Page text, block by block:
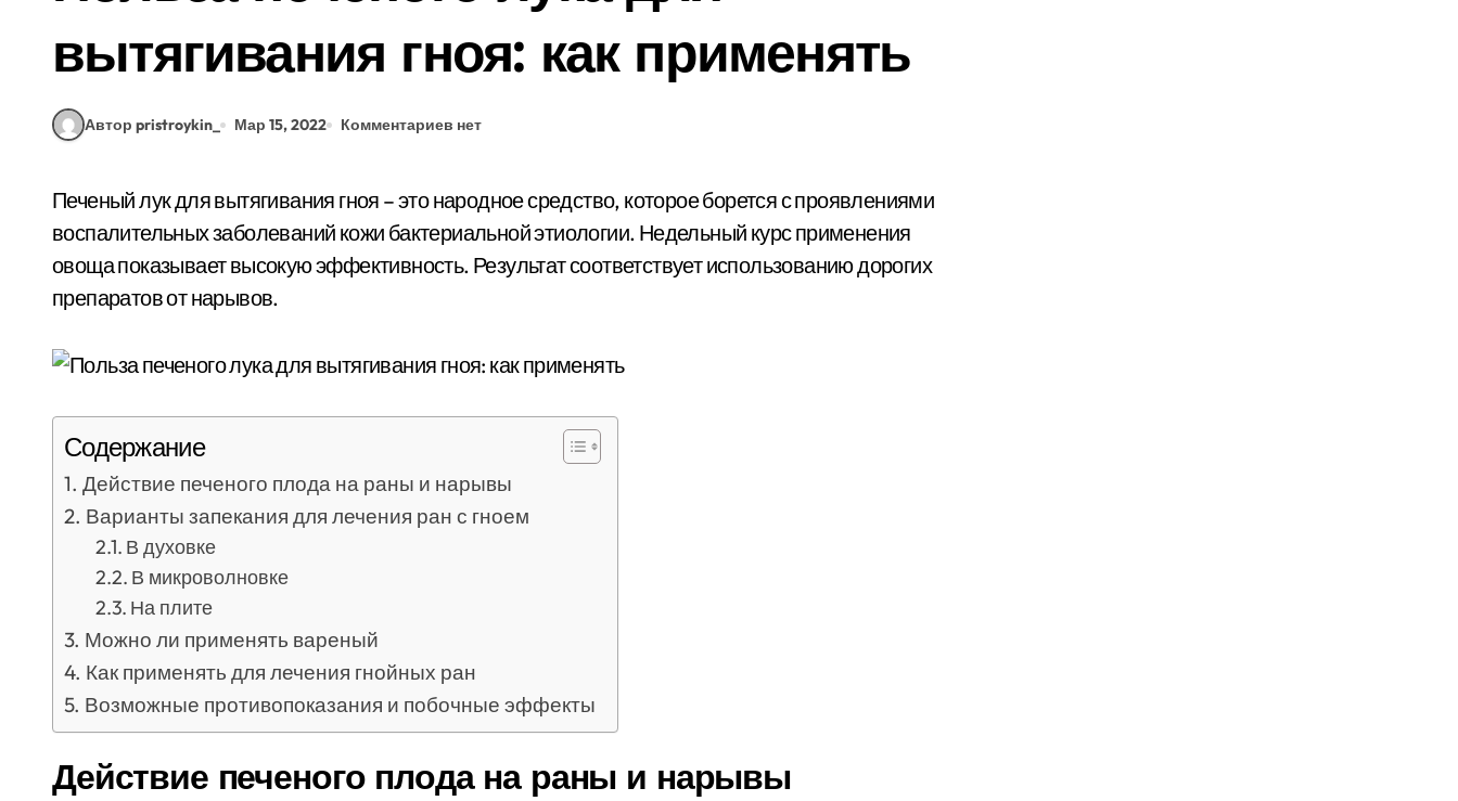
вытягивания гноя: как применять
Автор pristroykin_ Мар 15, 2022 Комментариев нет
Печеный лук для вытягивания гноя – это народное средство, которое борется с проявлениями
воспалительных заболеваний кожи бактериальной этиологии. Недельный курс применения
овоща показывает высокую эффективность. Результат соответствует использованию дорогих
препаратов от нарывов.
Содержание
Действие печеного плода на раны и нарывы
Варианты запекания для лечения ран с гноем
В духовке
В микроволновке
На плите
Можно ли применять вареный
Как применять для лечения гнойных ран
Возможные противопоказания и побочные эффекты
Действие печеного плода на раны и нарывы